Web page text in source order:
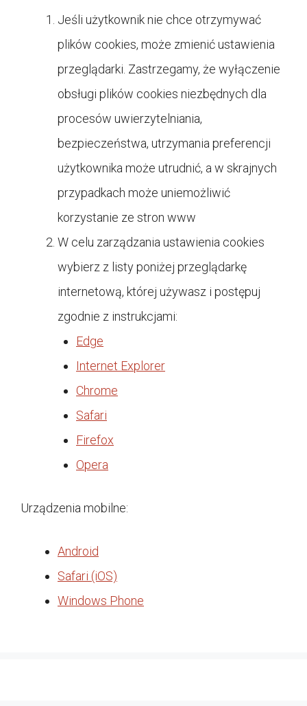
Jeśli użytkownik nie chce otrzymywać
plików cookies, może zmienić ustawienia
przeglądarki. Zastrzegamy, że wyłączenie
obsługi plików cookies niezbędnych dla
procesów uwierzytelniania,
bezpieczeństwa, utrzymania preferencji
użytkownika może utrudnić, a w skrajnych
przypadkach może uniemożliwić
korzystanie ze stron www
W celu zarządzania ustawienia cookies
wybierz z listy poniżej przeglądarkę
internetową, której używasz i postępuj
zgodnie z instrukcjami:
Edge
Internet Explorer
Chrome
Safari
Firefox
Opera
Urządzenia mobilne:
Android
Safari (iOS)
Windows Phone